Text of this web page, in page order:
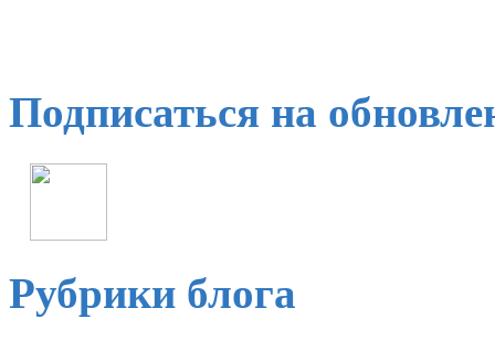
Подписаться на
Рубрики блога